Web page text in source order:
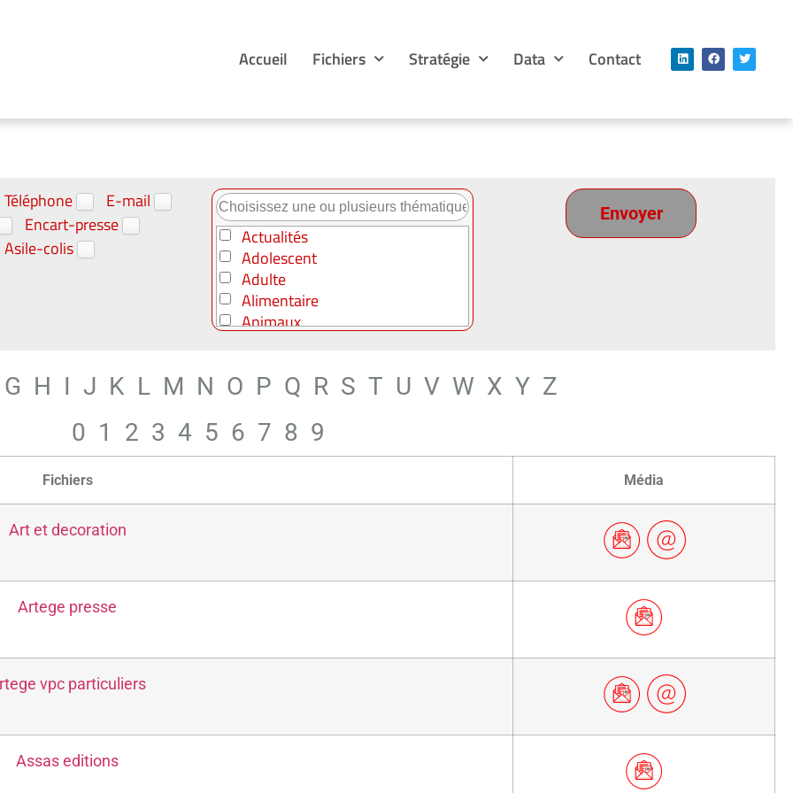
Accueil Fichiers Stratégie Data Contact
Téléphone
E-mail
Encart-presse
Asile-colis
Actualités
Adolescent
Adulte
Alimentaire
Animaux
B to B
Bébé
Collecte de fonds
Culture
Finance assurance
Homme
G H I J K L M N O P Q R S T U V W X Y Z
0 1 2 3 4 5 6 7 8 9
Fichiers Média
Art et decoration
Artege presse
vpc particuliers
Assas editions